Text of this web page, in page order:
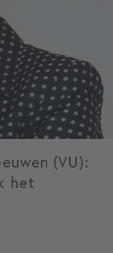
(VU):
het